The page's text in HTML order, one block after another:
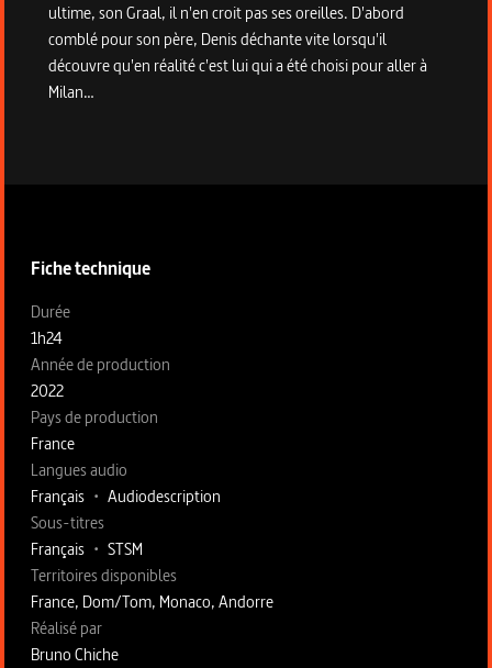
ultime, son Graal, il n'en croit pas ses oreilles. D'abord
comblé pour son père, Denis déchante vite lorsqu'il
découvre qu'en réalité c'est lui qui a été choisi pour aller à
Milan…
Fiche technique
Fiche technique section gauche
Durée
1h24
Année de production
2022
Pays de production
France
Langues audio
Français • Audiodescription
Sous-titres
Français • STSM
Territoires disponibles
France, Dom/Tom, Monaco, Andorre
Fiche technique section droite
Réalisé par
Bruno Chiche